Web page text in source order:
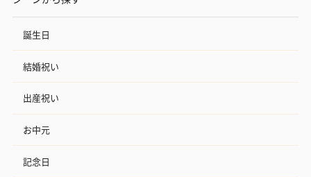
誕生日
結婚祝い
出産祝い
お中元
記念日